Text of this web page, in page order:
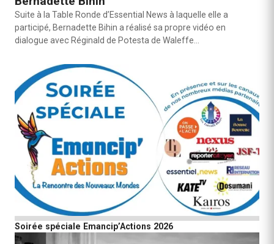
Suite à la Table Ronde d’Essential News à laquelle elle a
participé, Bernadette Bihin a réalisé sa propre vidéo en
dialogue avec Réginald de Potesta de Waleffe…
Soirée spéciale Emancip’Actions 2026